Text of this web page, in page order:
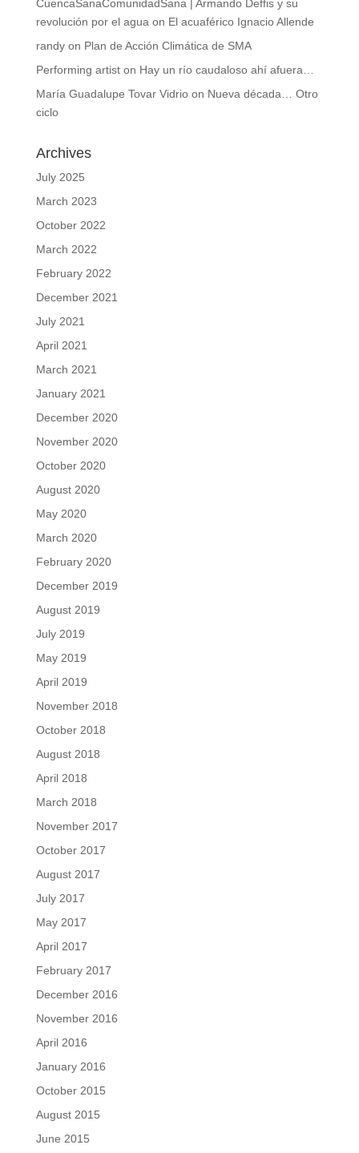
CuencaSanaComunidadSana | Armando Deffis y su
revolución por el aguaon El acuaférico Ignacio Allende
randyon Plan de Acción Climática de SMA
Performing artiston Hay un río caudaloso ahí afuera…
María Guadalupe Tovar Vidrioon Nueva década… Otro
ciclo
Archives
July 2025
March 2023
October 2022
March 2022
February 2022
December 2021
July 2021
April 2021
March 2021
January 2021
December 2020
November 2020
October 2020
August 2020
May 2020
March 2020
February 2020
December 2019
August 2019
July 2019
May 2019
April 2019
November 2018
October 2018
August 2018
April 2018
March 2018
November 2017
October 2017
August 2017
July 2017
May 2017
April 2017
February 2017
December 2016
November 2016
April 2016
January 2016
October 2015
August 2015
June 2015